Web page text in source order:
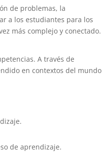
de problemas, la
a los estudiantes para los
más complejo y conectado.
A través de
en contextos del mundo
de aprendizaje.